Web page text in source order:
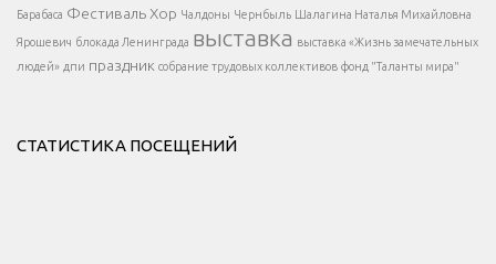
Барабаса Фестиваль Хор Чалдоны Чернбыль Шалагина Наталья Михайловна
Ярошевич блокада Ленинграда выставка выставка «Жизнь замечательных
людей» дпи праздник собрание трудовых коллективов фонд "Таланты мира"
СТАТИСТИКА ПОСЕЩЕНИЙ